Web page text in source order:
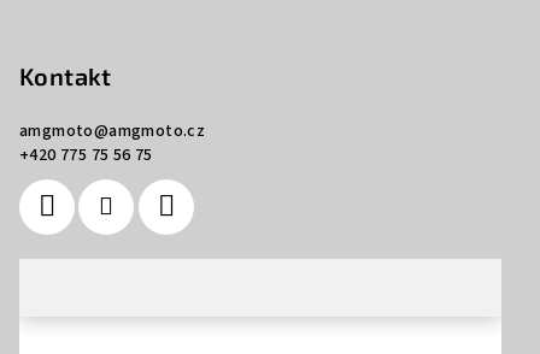
Kontakt
amgmoto@amgmoto.cz
+420 775 75 56 75